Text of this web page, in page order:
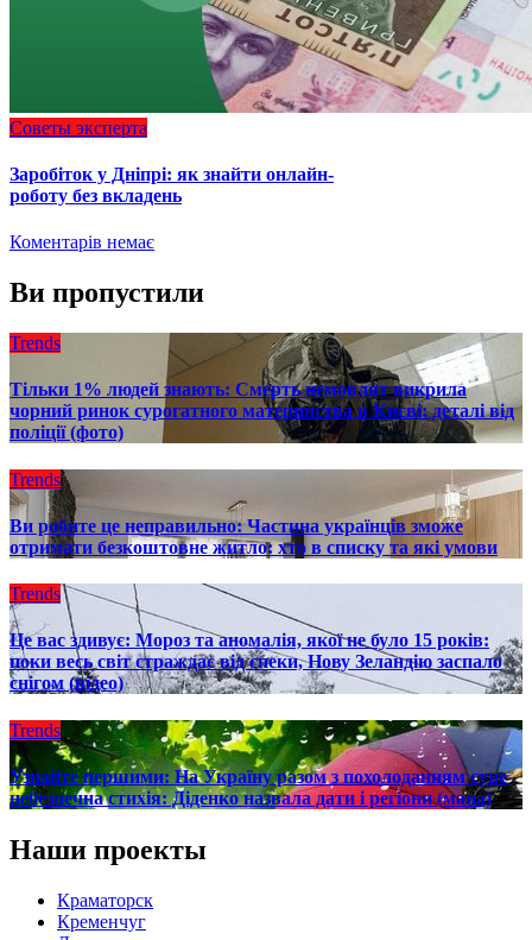
Советы эксперта
Заробіток у Дніпрі: як знайти онлайн-
роботу без вкладень
Коментарів немає
Ви пропустили
Trends
Тільки 1% людей знають: Смерть немовлят викрила
чорний ринок сурогатного материнства в Києві: деталі від
поліції (фото)
Trends
Ви робите це неправильно: Частина українців зможе
отримати безкоштовне житло: хто в списку та які умови
Trends
Це вас здивує: Мороз та аномалія, якої не було 15 років:
поки весь світ страждає від спеки, Нову Зеландію заспало
снігом (відео)
Trends
Узнайте першими: На Україну разом з похолоданням суне
небезпечна стихія: Діденко назвала дати і регіони (мапа)
Наши проекты
Краматорск
Кременчуг